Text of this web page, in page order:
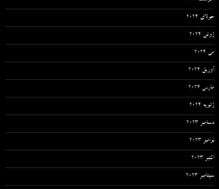
جولای 2024
ژوئن 2024
می 2024
آوریل 2024
مارس 2024
ژانویه 2024
دسامبر 2023
نوامبر 2023
اکتبر 2023
سپتامبر 2023